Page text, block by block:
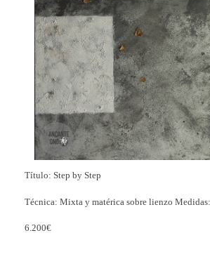
Título: Step by Step
Técnica: Mixta y matérica sobre lienzo
6.200€